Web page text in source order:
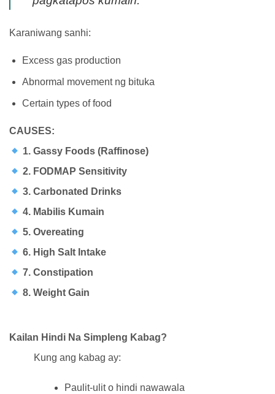
Karaniwang sanhi:
Excess gas production
Abnormal movement ng bituka
Certain types of food
CAUSES:
1. Gassy Foods (Raffinose)
2. FODMAP Sensitivity
3. Carbonated Drinks
4. Mabilis Kumain
5. Overeating
6. High Salt Intake
7. Constipation
8. Weight Gain
Kailan Hindi Na Simpleng Kabag?
Kung ang kabag ay:
Paulit-ulit o hindi nawawala